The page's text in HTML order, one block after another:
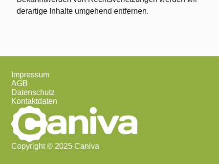
derartige Inhalte umgehend entfernen.
Copyright © 2025 Caniva
Impressum
AGB
Datenschutz
Kontaktdaten